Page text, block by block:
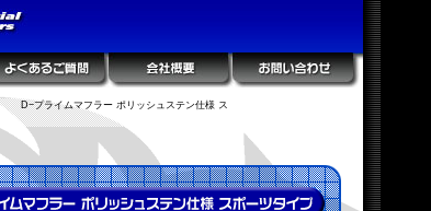
D−プライムマフラー ポリッシュステン仕様 ス